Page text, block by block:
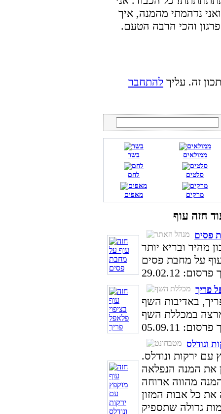
נדהמתי מהמנה, איך
והכי הרבה הטעם.
זה. עליך להתחבר
בשר ממולאים
לחם סלטים
מאפים מרקים
פסים
מהיר ובריא יותר
29.02.12
פריך
באדיבות השף
05.09.11
ונודלס
עם ירקות ונודלס.
את המנה הנפלאה
מהווה ארוחה
כל אבות המזון
גדולה שתספיק